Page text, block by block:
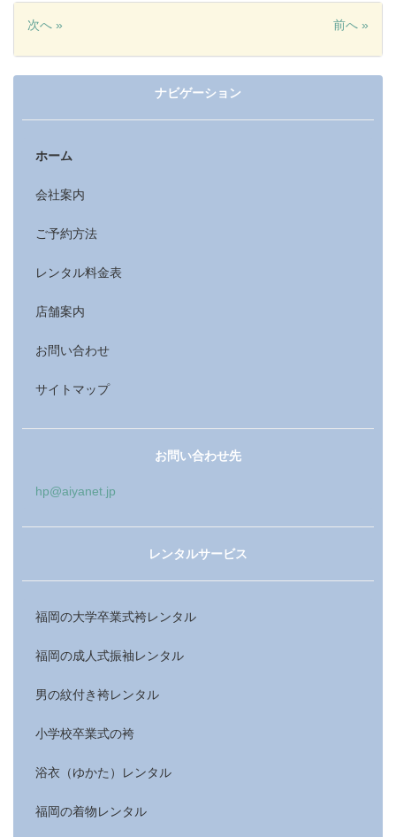
次へ » 前へ »
ナビゲーション
ホーム
会社案内
ご予約方法
レンタル料金表
店舗案内
お問い合わせ
サイトマップ
お問い合わせ先
hp@aiyanet.jp
レンタルサービス
福岡の大学卒業式袴レンタル
福岡の成人式振袖レンタル
男の紋付き袴レンタル
小学校卒業式の袴
浴衣（ゆかた）レンタル
福岡の着物レンタル